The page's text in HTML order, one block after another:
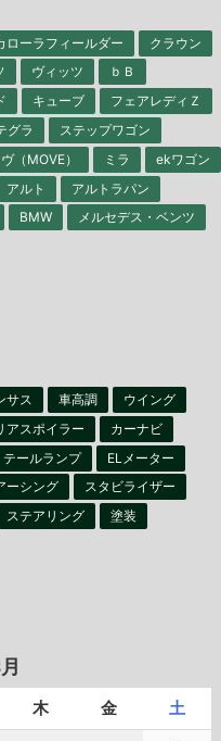
ローラフィールダー
クラウン
ヴィッツ
ｂＢ
キューブ
フェアレディＺ
グラ
ステップワゴン
（MOVE） ミラ
ekワゴン
アルト
アルトラパン
BMW
メルセデス・ベンツ
サス 車高調
ウイング
アスポイラー
カーナビ
テールランプ
ELメーター
ーシング
スタビライザー
ステアリング 塗装
木 金 土